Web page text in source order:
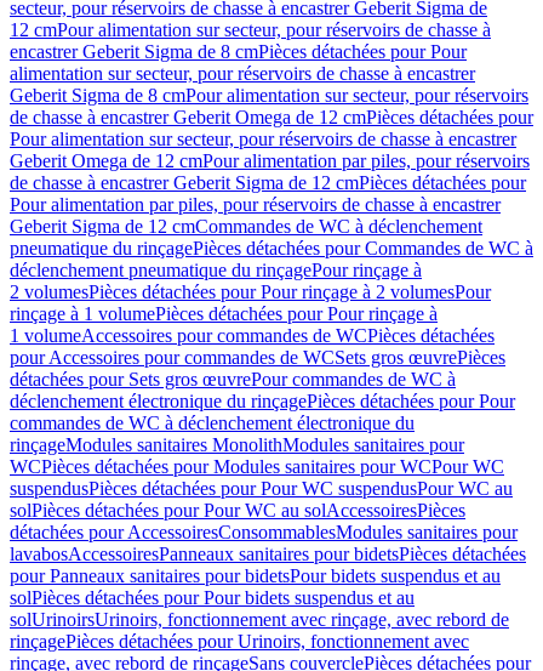
secteur, pour réservoirs de chasse à encastrer Geberit Sigma de
12 cmPour alimentation sur secteur, pour réservoirs de chasse à
encastrer Geberit Sigma de 8 cmPièces détachées pour Pour
alimentation sur secteur, pour réservoirs de chasse à encastrer
Geberit Sigma de 8 cmPour alimentation sur secteur, pour réservoirs
de chasse à encastrer Geberit Omega de 12 cmPièces détachées pour
Pour alimentation sur secteur, pour réservoirs de chasse à encastrer
Geberit Omega de 12 cmPour alimentation par piles, pour réservoirs
de chasse à encastrer Geberit Sigma de 12 cmPièces détachées pour
Pour alimentation par piles, pour réservoirs de chasse à encastrer
Geberit Sigma de 12 cmCommandes de WC à déclenchement
pneumatique du rinçagePièces détachées pour Commandes de WC à
déclenchement pneumatique du rinçagePour rinçage à
2 volumesPièces détachées pour Pour rinçage à 2 volumesPour
rinçage à 1 volumePièces détachées pour Pour rinçage à
1 volumeAccessoires pour commandes de WCPièces détachées
pour Accessoires pour commandes de WCSets gros œuvrePièces
détachées pour Sets gros œuvrePour commandes de WC à
déclenchement électronique du rinçagePièces détachées pour Pour
commandes de WC à déclenchement électronique du
rinçageModules sanitaires MonolithModules sanitaires pour
WCPièces détachées pour Modules sanitaires pour WCPour WC
suspendusPièces détachées pour Pour WC suspendusPour WC au
solPièces détachées pour Pour WC au solAccessoiresPièces
détachées pour AccessoiresConsommablesModules sanitaires pour
lavabosAccessoiresPanneaux sanitaires pour bidetsPièces détachées
pour Panneaux sanitaires pour bidetsPour bidets suspendus et au
solPièces détachées pour Pour bidets suspendus et au
solUrinoirsUrinoirs, fonctionnement avec rinçage, avec rebord de
rinçagePièces détachées pour Urinoirs, fonctionnement avec
rinçage, avec rebord de rinçageSans couverclePièces détachées pour